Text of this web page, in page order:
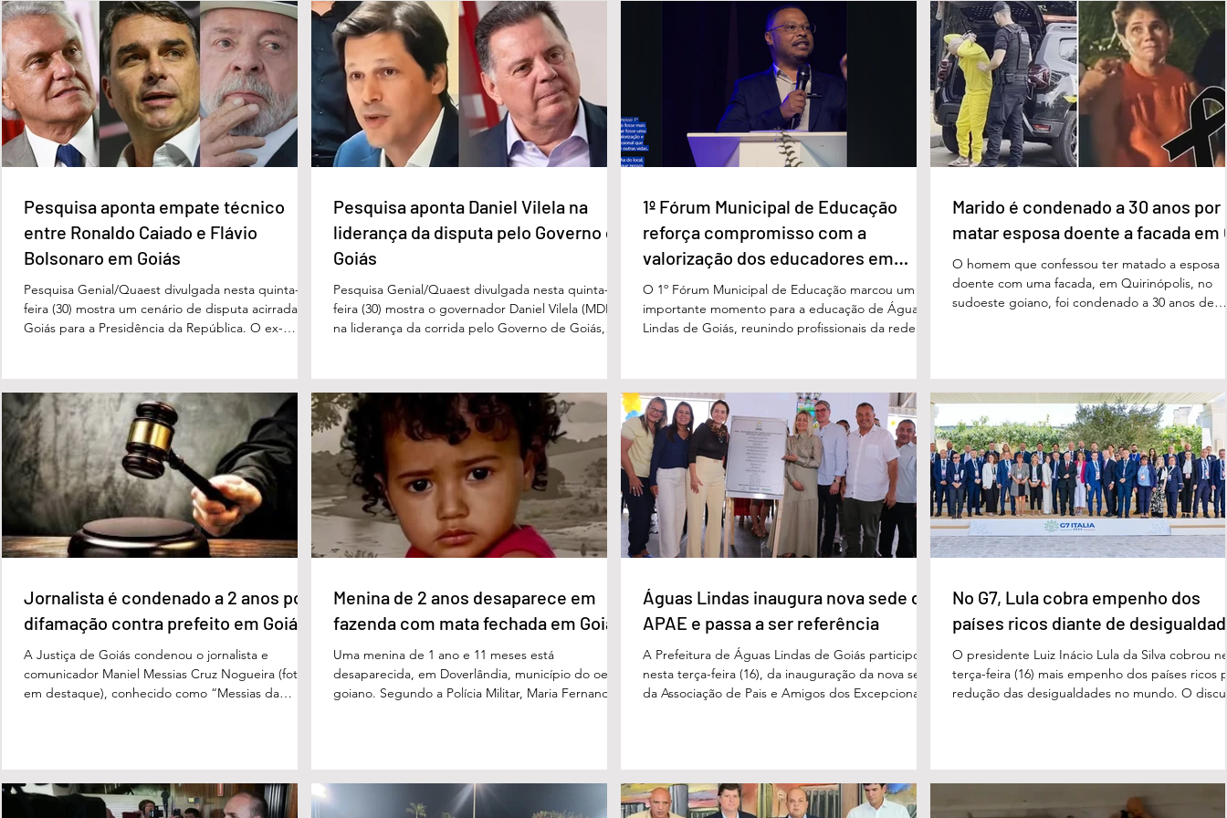
Pesquisa aponta empate
técnico entre Ronaldo Caiado
e Flávio Bolsonaro em Goiás
Pesquisa aponta Daniel Vilela
na liderança da disputa pelo
Governo de Goiás
1º Fórum Municipal de
Educação reforça
compromisso com a
valorização dos educadores
Pesquisa aponta empate técnico
entre Ronaldo Caiado e Flávio
Bolsonaro em Goiás
Pesquisa Genial/Quaest divulgada nesta quinta-
feira (30) mostra um cenário de disputa acirrada em
Goiás para a Presidência da República. O ex-
27%. Considerando a margem de erro de três
pontos percentuais, os dois estão em empate
técnico. Na terceira colocação está o presidente
Luiz Inácio Lula da Silva (PT), com 23% das
intenções de voto. Os
Pesquisa aponta Daniel Vilela na
liderança da disputa pelo Governo de
Goiás
Pesquisa Genial/Quaest divulgada nesta quinta-
feira (30) mostra o governador Daniel Vilela (MDB)
na liderança da corrida pelo Governo de Goiás,
turno, Daniel Vilela aparece com 37% das intenções
de voto, seguido pelo ex-governador Marconi
Perillo (PSDB), com 21%. Em seguida estão Wilder
Morais (PL), com 11%, Luis Cesar Bueno (PT), com
3%, e
1º Fórum Municipal de Educação
reforça compromisso com a
valorização dos educadores em
Águas Lindas
O 1º Fórum Municipal de Educação marcou um
importante momento para a educação de Águas
Lindas de Goiás, reunindo profissionais da rede
um papel fundamental na formação das futuras
gerações. Durante o evento, o secretário municipal
de Educação, Denildson Oliveira, destacou que o
fórum nasceu do desejo de oferecer aos
educadores muito mais do que um
Marido é condenado a 30 anos por
matar esposa doente a facada em
O homem que confessou ter matado a esposa
doente com uma facada, em Quirinópolis, no
sudoeste goiano, foi condenado a 30 anos de
Acidente Vascular Cerebral (AVC) e estava em
condição de fragilidade física. De acordo com o
processo, Cléria foi morta com um único golpe
faca no pescoço, enquanto estava no quarto
repousando, desferido pelo
Jornalista é condenado a 2 anos por
difamação contra prefeito em Goiás
A Justiça de Goiás condenou o jornalista e
comunicador Maniel Messias Cruz Nogueira (foto
em destaque), conhecido como “Messias da
proferida pelo juiz Hermes Pereira Vidigal, da Vara
Criminal da Comarca de Edéia. O jornalista
contesta a decisão e diz que sofre perseguição.
Menina de 2 anos desaparece em
fazenda com mata fechada em Goiás
Uma menina de 1 ano e 11 meses está
desaparecida, em Doverlândia, município do oeste
goiano. Segundo a Polícia Militar, Maria Fernanda
terça-feira (16/6) não havia sido localizada. O Corpo
de Bombeiros realiza buscas na região, que é de
mata fechada e próxima ao Rio Paraíso. De acordo
Águas Lindas inaugura nova sede da
APAE e passa a ser referência
A Prefeitura de Águas Lindas de Goiás participou,
nesta terça-feira (16), da inauguração da nova sede
da Associação de Pais e Amigos dos Excepcionais,
avanço nas políticas públicas de inclusão, educação
especializada e atendimento multidisciplinar às
pessoas com deficiência. A nova estrutura foi
No G7, Lula cobra empenho dos
países ricos diante de
O presidente Luiz Inácio Lula da Silva cobrou
terça-feira (16) mais empenho dos países ricos
redução das desigualdades no mundo. O
entre países ricos e pobres tem aumentado.
desafios se multiplicam, mas a solidariedade
internacional encolhe. A distância que separa a